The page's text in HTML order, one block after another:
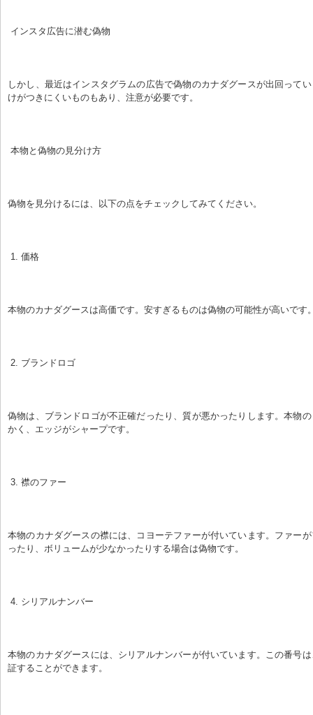
インスタ広告に潜む偽物
しかし、最近はインスタグラムの広告で偽物のカナダグースが出回って
けがつきにくいものもあり、注意が必要です。
本物と偽物の見分け方
偽物を見分けるには、以下の点をチェックしてみてください。
1. 価格
本物のカナダグースは高価です。安すぎるものは偽物の可能性が高いです
2. ブランドロゴ
偽物は、ブランドロゴが不正確だったり、質が悪かったりします。本物
かく、エッジがシャープです。
3. 襟のファー
本物のカナダグースの襟には、コヨーテファーが付いています。ファー
ったり、ボリュームが少なかったりする場合は偽物です。
4. シリアルナンバー
本物のカナダグースには、シリアルナンバーが付いています。この番号
証することができます。